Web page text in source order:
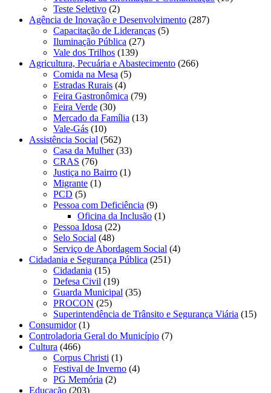
Teste Seletivo (2)
Agência de Inovação e Desenvolvimento (287)
Capacitação de Lideranças (5)
Iluminação Pública (27)
Vale dos Trilhos (139)
Agricultura, Pecuária e Abastecimento (266)
Comida na Mesa (5)
Estradas Rurais (4)
Feira Gastronômica (79)
Feira Verde (30)
Mercado da Família (13)
Vale-Gás (10)
Assistência Social (562)
Casa da Mulher(33)
CRAS (76)
Justiça no Bairro (1)
Migrante (1)
PCD (5)
Pessoa com Deficiência (9)
Oficina da Inclusão (1)
Pessoa Idosa (22)
Selo Social (48)
Serviço de Abordagem Social (4)
Cidadania e Segurança Pública (251)
Cidadania (15)
Defesa Civil (19)
Guarda Municipal (35)
PROCON (25)
Superintendência de Trânsito e Segurança Viária (15)
Consumidor(1)
Controladoria Geral do Município (7)
Cultura (466)
Corpus Christi (1)
Festival de Inverno (4)
PG Memória (2)
Educação (203)